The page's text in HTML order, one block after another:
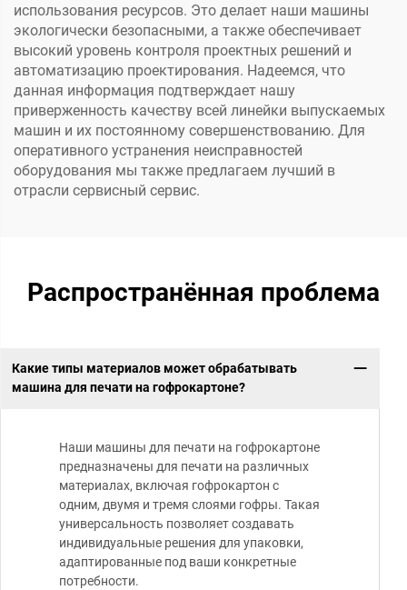
использования ресурсов. Это делает наши машины
экологически безопасными, а также обеспечивает
высокий уровень контроля проектных решений и
автоматизацию проектирования. Надеемся, что
данная информация подтверждает нашу
приверженность качеству всей линейки выпускаемых
машин и их постоянному совершенствованию. Для
оперативного устранения неисправностей
оборудования мы также предлагаем лучший в
отрасли сервисный сервис.
Распространённая проблема
Какие типы материалов может обрабатывать
машина для печати на гофрокартоне?
Наши машины для печати на гофрокартоне
предназначены для печати на различных
материалах, включая гофрокартон с
одним, двумя и тремя слоями гофры. Такая
универсальность позволяет создавать
индивидуальные решения для упаковки,
адаптированные под ваши конкретные
потребности.